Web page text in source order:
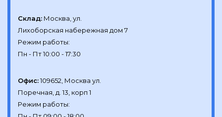
Склад: Москва, ул.
Лихоборская набережная дом 7
Режим работы:
Офис:109652, Москва ул.
Поречная, д. 13, корп 1
Режим работы: